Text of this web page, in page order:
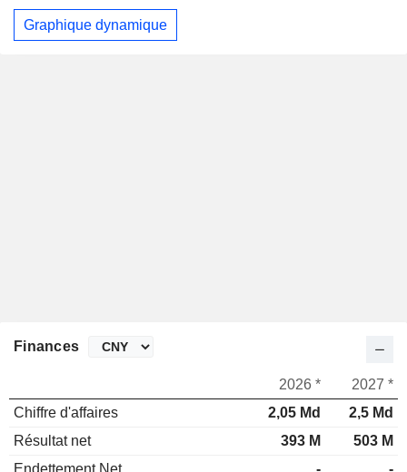
Graphique dynamique
Finances
2026 *
2027 *
Chiffre d'affaires
2,05 Md
2,5 Md
Résultat net
393 M
503 M